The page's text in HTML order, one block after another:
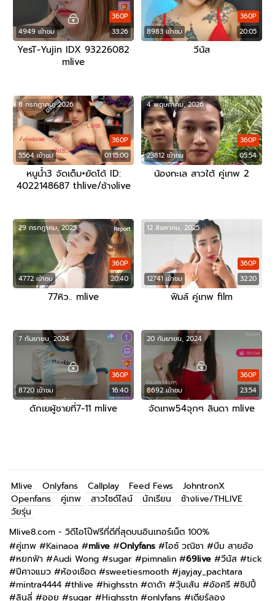
4949 เข้าชม 33:26
360P
YesT-Yujin IDX 93226082
mlive
8983 เข้าชม 20:05
360P
วีนัส
5564 เข้าชม 01:15:00
360P
8 กรกฎาคม, 2026
หนูน้ำ3 จัดเต็ม+ยัดโด้ ID:
4022148687 thlive/ช้างlive
23812 เข้าชม 05:54
360P
4 พฤษภาคม, 2026
น้องทะเล สาวใต้ คู่เทพ 2
4772 เข้าชม 20:40
360P
29 กรกฎาคม, 2025
77หิว.. mlive
12741 เข้าชม 32:20
360P
12 สิงหาคม, 2025
ฟิมล์ คู่เทพ film
8720 เข้าชม 16:40
360P
7 กันยายน, 2024
ดักเยผู้ชายที่7-11 mlive
8692 เข้าชม 23:54
360P
20 กันยายน, 2024
จัดเทพ54จุกๆ ลินดา mlive
Mlive Onlyfans Callplay Feed Fews
JohntronX
Openfans
คู่เทพ สาวไซด์ไลน์ นักเรียน
ช้างlive/THLIVE
วัยรุ่น
Mlive8.com - วิดีโอโป๊ฟรีที่ดีที่สุดบนอินเทอร์เน็ต 100%
#คู่เทพ #Kainaoa #mlive #Onlyfans #ไอซ์ วณิชา #บีม สายอ้อ
#หยกฟ้า #Audi Wong #sugar #pimnalin #69live #วีนัส #tick
#ปีศาจแมว #ห้องเชือด #sweetiesmooth #jayjay_pachtara
#mintra4444 #thlive #highsstn #ดาด้า #วุ้นเส้น #อ้อศรี #ชิปปี้
#ลินลี่ #ออย #sugar #Highsstn #onlyfans #เดียร์ลอง